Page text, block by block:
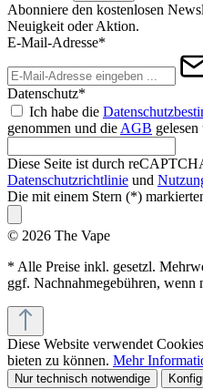
Abonniere den kostenlosen
Neuigkeit oder Aktion.
E-Mail-Adresse*
Datenschutz*
Ich habe die
genommen und die AGB
Diese Seite ist durch
Datenschutzrichtlinie und
Die mit einem Stern (*)
© 2026 The Vape
* Alle Preise inkl. gesetzl.
ggf. Nachnahmegebühren, wenn
Diese Website verwendet
bieten zu können. Mehr
Nur technisch notwendige